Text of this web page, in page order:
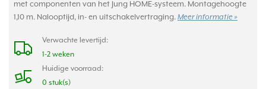
met componenten van het Jung HOME-systeem. Montagehoogte
1,10 m. Nalooptijd, in- en uitschakelvertraging. Meer informatie »
Verwachte levertijd:
1-2 weken
Huidige voorraad:
0 stuk(s)